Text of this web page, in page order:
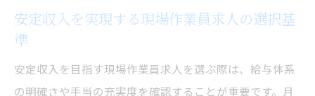
安定収入を実現する現場作業員求人の選択基
準
安定収入を目指す現場作業員求人を選ぶ際は、給与体系
の明確さや手当の充実度を確認することが重要です。月